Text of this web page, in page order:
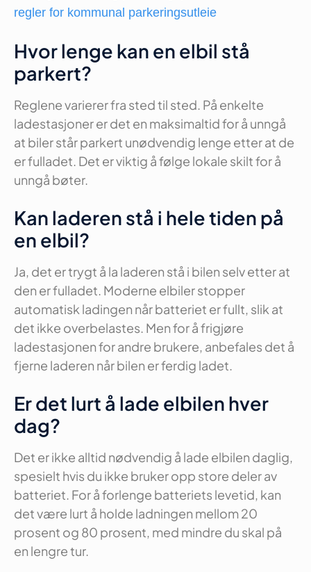
regler for kommunal parkeringsutleie
Hvor lenge kan en elbil stå
parkert?
Reglene varierer fra sted til sted. På enkelte
ladestasjoner er det en maksimaltid for å unngå
at biler står parkert unødvendig lenge etter at de
er fulladet. Det er viktig å følge lokale skilt for å
unngå bøter.
Kan laderen stå i hele tiden på
en elbil?
Ja, det er trygt å la laderen stå i bilen selv etter at
den er fulladet. Moderne elbiler stopper
automatisk ladingen når batteriet er fullt, slik at
det ikke overbelastes. Men for å frigjøre
ladestasjonen for andre brukere, anbefales det å
fjerne laderen når bilen er ferdig ladet.
Er det lurt å lade elbilen hver
dag?
Det er ikke alltid nødvendig å lade elbilen daglig,
spesielt hvis du ikke bruker opp store deler av
batteriet. For å forlenge batteriets levetid, kan
det være lurt å holde ladningen mellom 20
prosent og 80 prosent, med mindre du skal på
en lengre tur.